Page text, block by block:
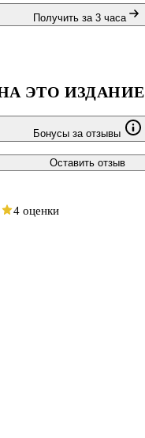
Получить за 3 часа
ЭТО ИЗДАНИЕ
Бонусы за отзывы
Оставить отзыв
4 оценки